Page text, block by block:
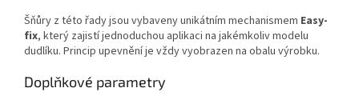
Šňůry z této řady jsou vybaveny unikátním mechanismem Easy-
fix, který zajistí jednoduchou aplikaci na jakémkoliv modelu
dudlíku. Princip upevnění je vždy vyobrazen na obalu výrobku.
Doplňkové parametry